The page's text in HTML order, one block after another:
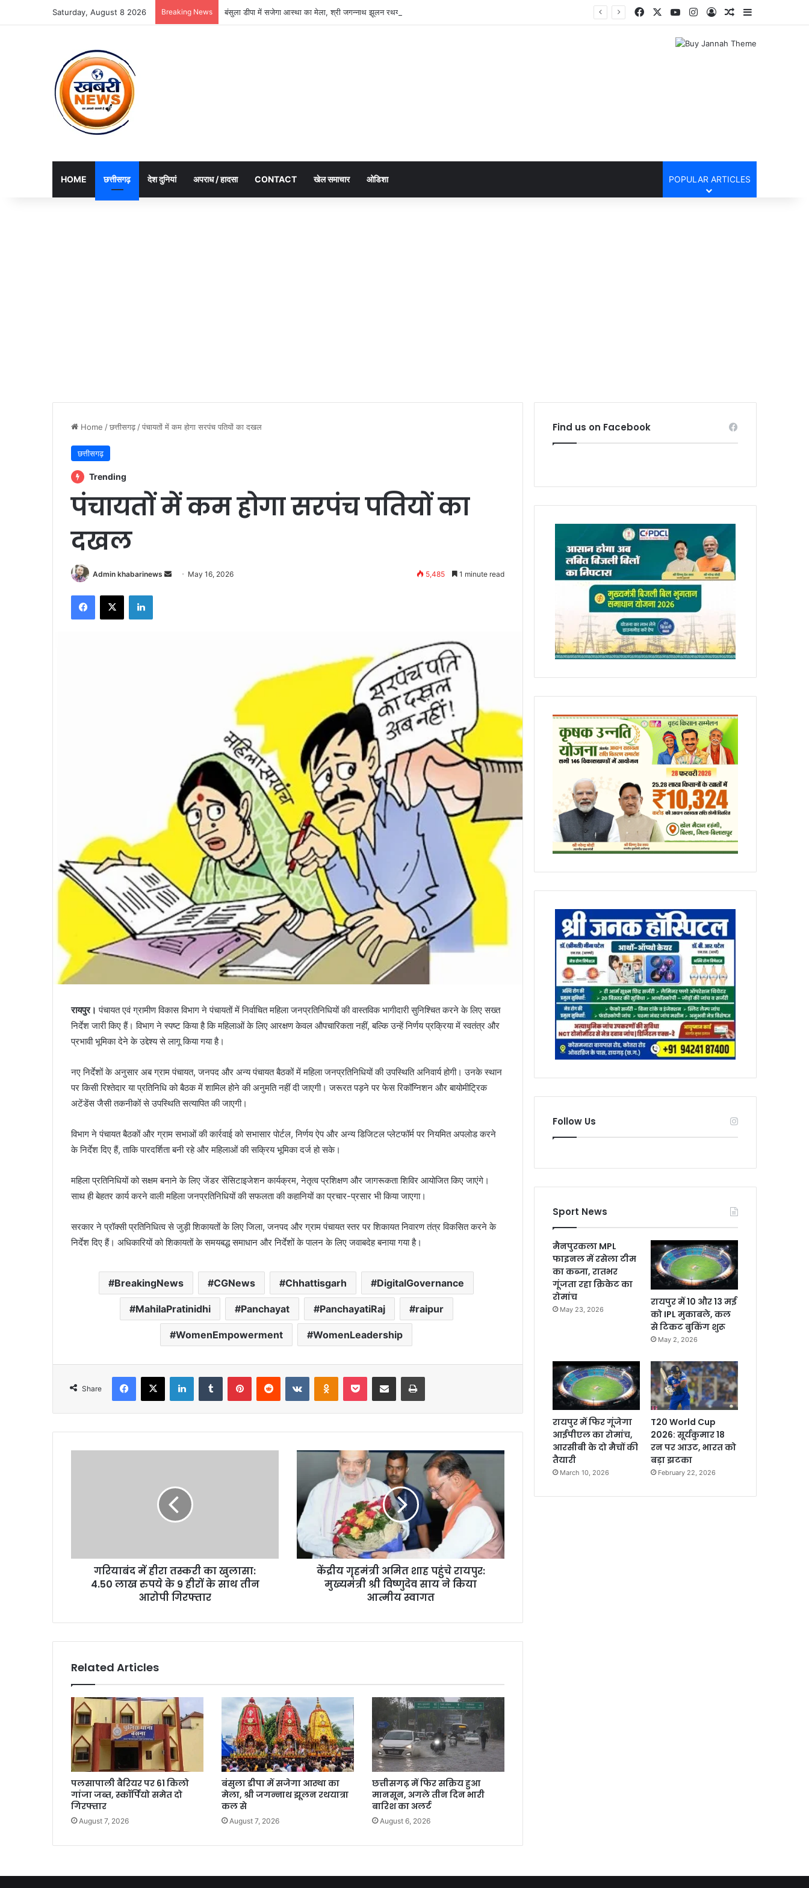
Saturday, August 8 2026 Breaking News बंसुला डीपा में सजेगा आस्था का मेला, श्री जगन्नाथ झूलन रथयात्रा कल से FacebookYouTubeInstagram
Log InRandom Article
Sidebar
HOME छत्तीसगढ़ देश दुनियां अपराध / हादसा CONTACT खेल समाचार ओडिशा POPULAR ARTICLES
Home /छत्तीसगढ़ /पंचायतों में कम होगा सरपंच पतियों का दखल
छत्तीसगढ़
Trending
पंचायतों में कम होगा सरपंच पतियों का
दखल
Admin khabarinews
Send May 16, 2026 5,485 1 minute read
Facebook
X LinkedIn
रायपुर।पंचायत एवं ग्रामीण विकास विभाग ने पंचायतों में निर्वाचित महिला जनप्रतिनिधियों की वास्तविक भागीदारी सुनिश्चित करने के लिए सख्त
निर्देश जारी किए हैं। विभाग ने स्पष्ट किया है कि महिलाओं के लिए आरक्षण केवल औपचारिकता नहीं, बल्कि उन्हें निर्णय प्रक्रिया में स्वतंत्र और
प्रभावी भूमिका देने के उद्देश्य से लागू किया गया है।
नए निर्देशों के अनुसार अब ग्राम पंचायत, जनपद और अन्य पंचायत बैठकों में महिला जनप्रतिनिधियों की उपस्थिति अनिवार्य होगी। उनके स्थान
पर किसी रिश्तेदार या प्रतिनिधि को बैठक में शामिल होने की अनुमति नहीं दी जाएगी। जरूरत पड़ने पर फेस रिकॉग्निशन और बायोमीट्रिक
अटेंडेंस जैसी तकनीकों से उपस्थिति सत्यापित की जाएगी।
विभाग ने पंचायत बैठकों और ग्राम सभाओं की कार्रवाई को सभासार पोर्टल, निर्णय ऐप और अन्य डिजिटल प्लेटफॉर्म पर नियमित अपलोड करने
के निर्देश दिए हैं, ताकि पारदर्शिता बनी रहे और महिलाओं की सक्रिय भूमिका दर्ज हो सके।
महिला प्रतिनिधियों को सक्षम बनाने के लिए जेंडर सेंसिटाइजेशन कार्यक्रम, नेतृत्व प्रशिक्षण और जागरूकता शिविर आयोजित किए जाएंगे।
साथ ही बेहतर कार्य करने वाली महिला जनप्रतिनिधियों की सफलता की कहानियों का प्रचार-प्रसार भी किया जाएगा।
सरकार ने प्रॉक्सी प्रतिनिधित्व से जुड़ी शिकायतों के लिए जिला, जनपद और ग्राम पंचायत स्तर पर शिकायत निवारण तंत्र विकसित करने के
निर्देश दिए हैं। अधिकारियों को शिकायतों के समयबद्ध समाधान और निर्देशों के पालन के लिए जवाबदेह बनाया गया है।
BreakingNews CGNews Chhattisgarh DigitalGovernance
MahilaPratinidhi Panchayat PanchayatiRaj raipur
WomenEmpowerment WomenLeadership
Share
Facebook
X LinkedInTumblr PinterestReddit VKontakteOdnoklassniki
Pocket Share via Email Print
गरियाबंद में हीरा तस्करी का खुलासा:
4.50 लाख रुपये के 9 हीरों के साथ तीन
आरोपी गिरफ्तार
केंद्रीय गृहमंत्री अमित शाह पहुंचे रायपुर:
मुख्यमंत्री श्री विष्णुदेव साय ने किया
आत्मीय स्वागत
Related Articles
पलसापाली बैरियर पर 61 किलो
गांजा जब्त, स्कॉर्पियो समेत दो
गिरफ्तार
August 7, 2026
बंसुला डीपा में सजेगा आस्था का
मेला, श्री जगन्नाथ झूलन रथयात्रा
कल से
August 7, 2026
छत्तीसगढ़ में फिर सक्रिय हुआ
मानसून, अगले तीन दिन भारी
बारिश का अलर्ट
August 6, 2026
Find us on Facebook
Follow Us
Sport News
मैनपुरकला MPL
फाइनल में रसेला टीम
का कब्जा, रातभर
गूंजता रहा क्रिकेट का
रोमांच
May 23, 2026
रायपुर में 10 और 13 मई
को IPL मुकाबले, कल
से टिकट बुकिंग शुरू
May 2, 2026
रायपुर में फिर गूंजेगा
आईपीएल का रोमांच,
आरसीबी के दो मैचों की
तैयारी
March 10, 2026
T20 World Cup
2026: सूर्यकुमार 18
रन पर आउट, भारत को
बड़ा झटका
February 22, 2026